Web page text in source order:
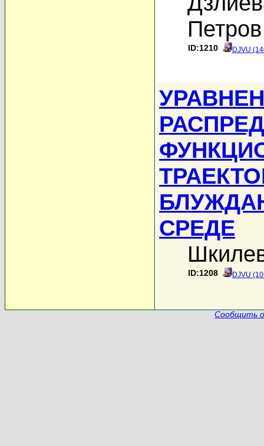
ID:1210 DJVU
СРЕДЕ
ID:1208 DJVU
Сообщить о